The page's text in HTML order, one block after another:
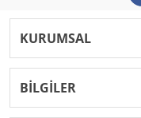
KURUMSAL
BİLGİLER